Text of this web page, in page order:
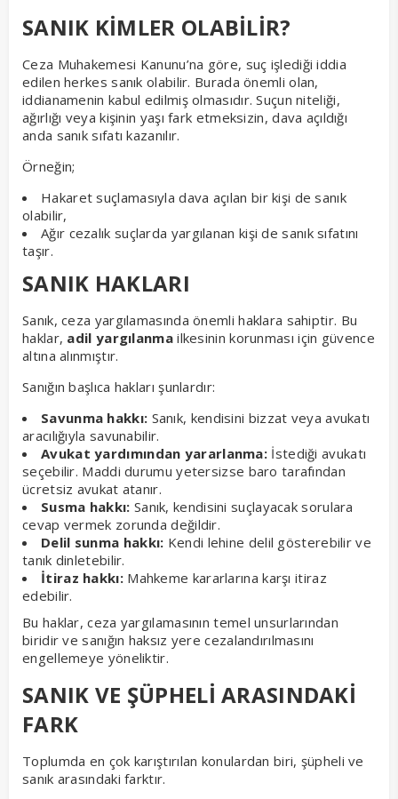
SANIK KİMLER OLABİLİR?
Ceza Muhakemesi Kanunu’na göre, suç işlediği iddia
edilen herkes sanık olabilir. Burada önemli olan,
iddianamenin kabul edilmiş olmasıdır. Suçun niteliği,
ağırlığı veya kişinin yaşı fark etmeksizin, dava açıldığı
anda sanık sıfatı kazanılır.
Örneğin;
Hakaret suçlamasıyla dava açılan bir kişi de sanık
olabilir,
Ağır cezalık suçlarda yargılanan kişi de sanık sıfatını
taşır.
SANIK HAKLARI
Sanık, ceza yargılamasında önemli haklara sahiptir. Bu
haklar, adil yargılanmailkesinin korunması için güvence
altına alınmıştır.
Sanığın başlıca hakları şunlardır:
Savunma hakkı: Sanık, kendisini bizzat veya avukatı
aracılığıyla savunabilir.
Avukat yardımından yararlanma: İstediği avukatı
seçebilir. Maddi durumu yetersizse baro tarafından
ücretsiz avukat atanır.
Susma hakkı: Sanık, kendisini suçlayacak sorulara
cevap vermek zorunda değildir.
Delil sunma hakkı: Kendi lehine delil gösterebilir ve
tanık dinletebilir.
İtiraz hakkı:Mahkeme kararlarına karşı itiraz
edebilir.
Bu haklar, ceza yargılamasının temel unsurlarından
biridir ve sanığın haksız yere cezalandırılmasını
engellemeye yöneliktir.
SANIK VE ŞÜPHELİ ARASINDAKİ
FARK
Toplumda en çok karıştırılan konulardan biri, şüpheli ve
sanık arasındaki farktır.